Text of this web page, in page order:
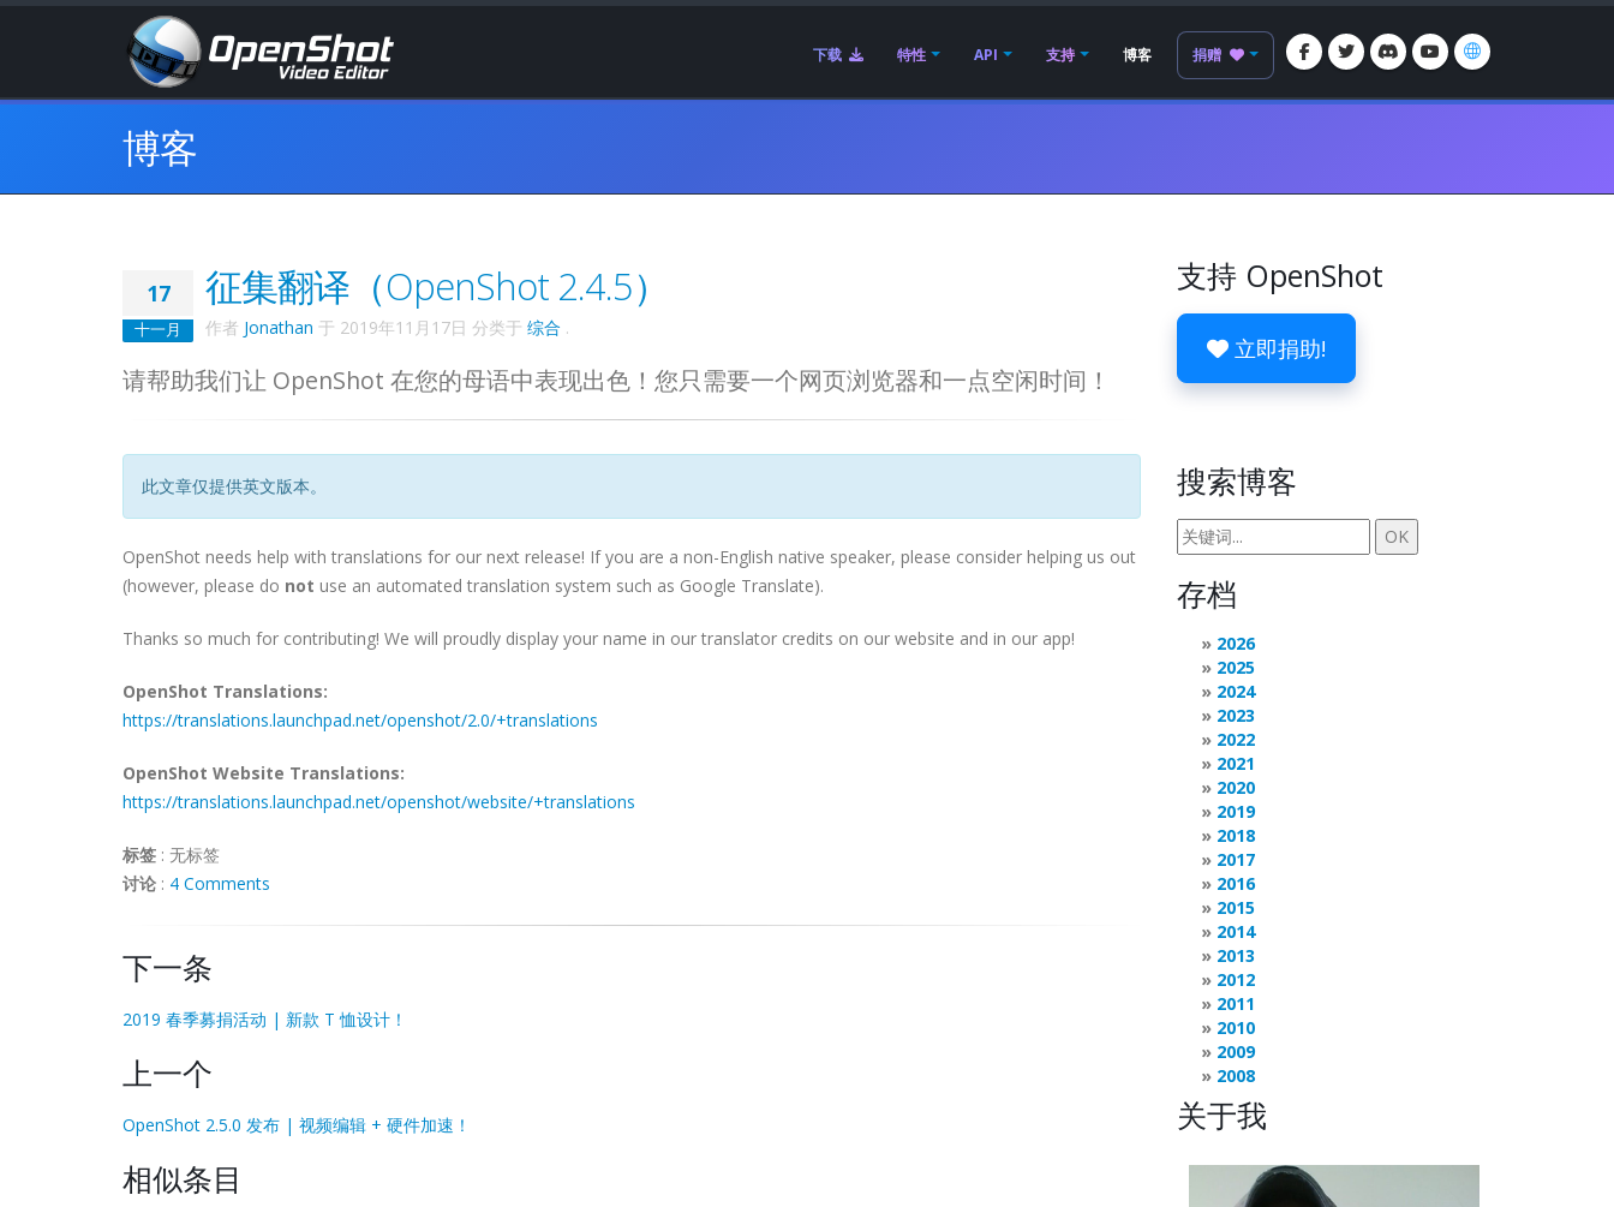
下载 特性 API 支持 博客 捐赠
博客
17
十一月
征集翻译（OpenShot 2.4.5）
作者 Jonathan 于 2019年11月17日 分类于 综合 .
请帮助我们让 OpenShot 在您的母语中表现出色！您只需要一个网页浏览器和一点空闲时间！
此文章仅提供英文版本。
OpenShot needs help with translations for our next release! If you are a non-English native speaker, please consider helping us out
(however, please do not use an automated translation system such as Google Translate).
Thanks so much for contributing! We will proudly display your name in our translator credits on our website and in our app!
OpenShot Translations:
https://translations.launchpad.net/openshot/2.0/+translations
OpenShot Website Translations:
https://translations.launchpad.net/openshot/website/+translations
标签 : 无标签
讨论 : 4 Comments
下一条
2019 春季募捐活动 | 新款 T 恤设计！
上一个
OpenShot 2.5.0 发布 | 视频编辑 + 硬件加速！
相似条目
支持 OpenShot
立即捐助!
搜索博客
存档
2026
2025
2024
2023
2022
2021
2020
2019
2018
2017
2016
2015
2014
2013
2012
2011
2010
2009
2008
关于我